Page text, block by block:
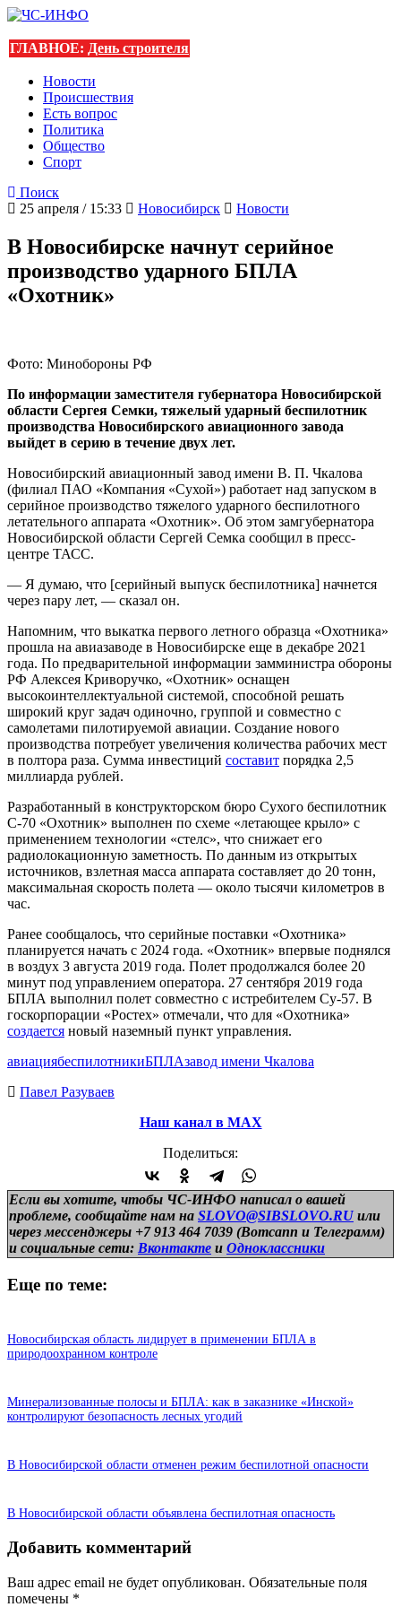
ГЛАВНОЕ: День строителя
Новости
Происшествия
Есть вопрос
Политика
Общество
Спорт
Поиск
25 апреля / 15:33
Новосибирск Новости
В Новосибирске начнут серийное
производство ударного БПЛА
«Охотник»
Фото: Минобороны РФ
По информации заместителя губернатора Новосибирской
области Сергея Семки, тяжелый ударный беспилотник
производства Новосибирского авиационного завода
выйдет в серию в течение двух лет.
Новосибирский авиационный завод имени В. П. Чкалова
(филиал ПАО «Компания «Сухой») работает над запуском в
серийное производство тяжелого ударного беспилотного
летательного аппарата «Охотник». Об этом замгубернатора
Новосибирской области Сергей Семка сообщил в пресс-
центре ТАСС.
— Я думаю, что [серийный выпуск беспилотника] начнется
через пару лет, — сказал он.
Напомним, что выкатка первого летного образца «Охотника»
прошла на авиазаводе в Новосибирске еще в декабре 2021
года. По предварительной информации замминистра обороны
РФ Алексея Криворучко, «Охотник» оснащен
высокоинтеллектуальной системой, способной решать
широкий круг задач одиночно, группой и совместно с
самолетами пилотируемой авиации. Создание нового
производства потребует увеличения количества рабочих мест
в полтора раза. Сумма инвестиций составит порядка 2,5
миллиарда рублей.
Разработанный в конструкторском бюро Сухого беспилотник
С-70 «Охотник» выполнен по схеме «летающее крыло» с
применением технологии «стелс», что снижает его
радиолокационную заметность. По данным из открытых
источников, взлетная масса аппарата составляет до 20 тонн,
максимальная скорость полета — около тысячи километров в
час.
Ранее сообщалось, что серийные поставки «Охотника»
планируется начать с 2024 года. «Охотник» впервые поднялся
в воздух 3 августа 2019 года. Полет продолжался более 20
минут под управлением оператора. 27 сентября 2019 года
БПЛА выполнил полет совместно с истребителем Су-57. В
госкорпорации «Ростех» отмечали, что для «Охотника»
создается новый наземный пункт управления.
авиациябеспилотникиБПЛАзавод имени Чкалова
Павел Разуваев
Наш канал в МАХ
Поделиться:
Если вы хотите, чтобы ЧС-ИНФО написал о вашей
проблеме, сообщайте нам на SLOVO@SIBSLOVO.RU или
через мессенджеры +7 913 464 7039 (Вотсапп и Телеграмм)
и социальные сети: Вконтакте и Одноклассники
Еще по теме:
Новосибирская область лидирует в применении БПЛА в
природоохранном контроле
Минерализованные полосы и БПЛА: как в заказнике «Инской»
контролируют безопасность лесных угодий
В Новосибирской области отменен режим беспилотной опасности
В Новосибирской области объявлена беспилотная опасность
Добавить комментарий
Ваш адрес email не будет опубликован. Обязательные поля
помечены *